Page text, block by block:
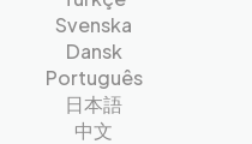
Svenska
Dansk
Português
日本語
中文